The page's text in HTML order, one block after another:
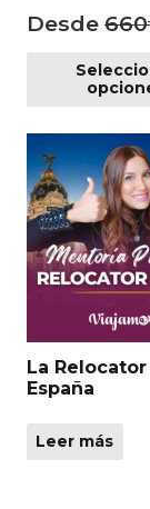
Desde 660
La
España
Leer más